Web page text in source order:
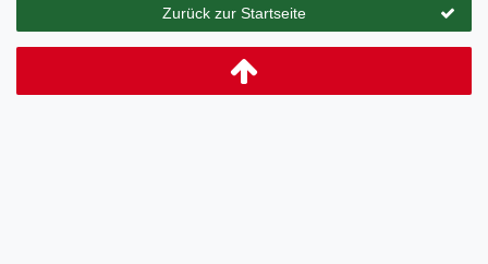
Zurück zur Startseite